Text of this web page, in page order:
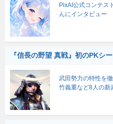
PixAI公式コンテス
んにインタビュー
『信長の野望 真戦』初のPKシ
武田勢力の特性を
竹義重など8人の新